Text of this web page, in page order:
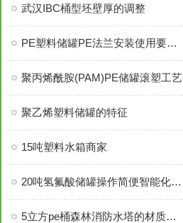
武汉IBC桶型坯壁厚的调整
PE塑料储罐PE法兰安装使用要求说明
聚丙烯酰胺(PAM)PE储罐滚塑工艺
聚乙烯塑料储罐的特征
15吨塑料水箱商家
20吨氢氟酸储罐操作简便智能化程度高
5立方pe桶森林消防水塔的材质优势